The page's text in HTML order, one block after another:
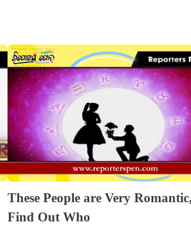
These People are Very Romantic,
Find Out Who